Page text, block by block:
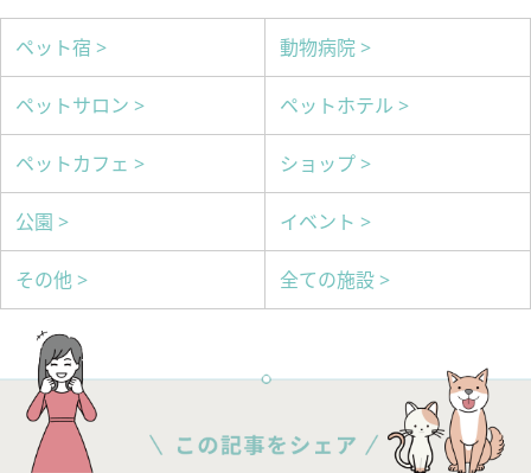
ペット宿 > 動物病院 >
ペットサロン > ペットホテル >
ペットカフェ > ショップ >
公園 > イベント >
その他 > 全ての施設 >